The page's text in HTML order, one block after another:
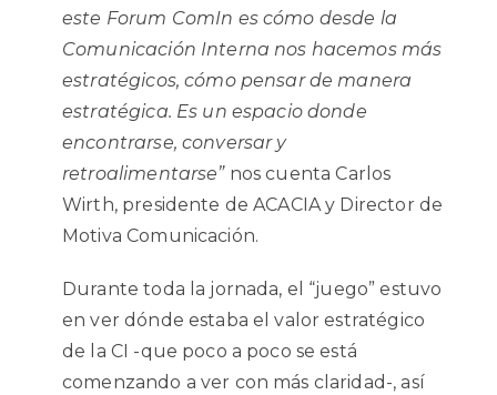
este Forum ComIn es cómo desde la
Comunicación Interna nos hacemos más
estratégicos, cómo pensar de manera
estratégica. Es un espacio donde
encontrarse, conversar y
retroalimentarse”nos cuenta Carlos
Wirth, presidente de ACACIA y Director de
Motiva Comunicación.
Durante toda la jornada, el “juego” estuvo
en ver dónde estaba el valor estratégico
de la CI -que poco a poco se está
comenzando a ver con más claridad-, así